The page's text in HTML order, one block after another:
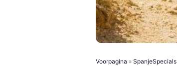
Voorpagina » SpanjeSpecials